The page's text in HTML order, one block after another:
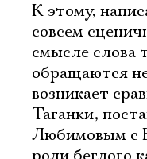
К этому,
совсем
смысле слова
обращаются
возникает
Таганки,
Любимовым с